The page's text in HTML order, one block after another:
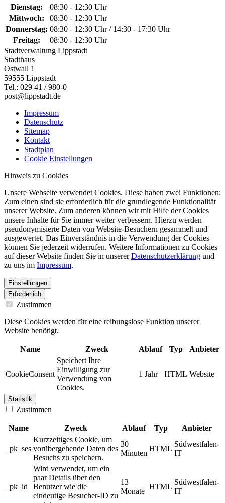
Dienstag:
08:30 - 12:30 Uhr
Mittwoch:
08:30 - 12:30 Uhr
Donnerstag: 08:30 - 12:30 Uhr / 14:30 - 17:30 Uhr
Freitag:
08:30 - 12:30 Uhr
Stadtverwaltung Lippstadt
Stadthaus
Ostwall 1
59555 Lippstadt
Tel.: 029 41 / 980-0
post@lippstadt.de
Impressum
Datenschutz
Sitemap
Kontakt
Stadtplan
Cookie Einstellungen
Hinweis zu Cookies
Unsere Webseite verwendet Cookies. Diese haben zwei Funktionen:
Zum einen sind sie erforderlich für die grundlegende Funktionalität
unserer Website. Zum anderen können wir mit Hilfe der Cookies
unsere Inhalte für Sie immer weiter verbessern. Hierzu werden
pseudonymisierte Daten von Website-Besuchern gesammelt und
ausgewertet. Das Einverständnis in die Verwendung der Cookies
können Sie jederzeit widerrufen. Weitere Informationen zu Cookies
auf dieser Website finden Sie in unsererDatenschutzerklärung und
zu uns im Impressum.
Einstellungen
Erforderlich
Zustimmen
Diese Cookies werden für eine reibungslose Funktion unserer
Website benötigt.
Name Zweck Ablauf Typ Anbieter
CookieConsent
Speichert Ihre
Einwilligung zur
Verwendung von
Cookies.
1 Jahr HTML Website
Statistik
Zustimmen
Name Zweck Ablauf Typ Anbieter
_pk_ses
Kurzzeitiges Cookie, um
vorübergehende Daten des
Besuchs zu speichern.
30
Minuten
HTML
Südwestfalen-
IT
_pk_id
Wird verwendet, um ein
paar Details über den
Benutzer wie die
eindeutige Besucher-ID zu
13
Monate
HTML
Südwestfalen-
IT